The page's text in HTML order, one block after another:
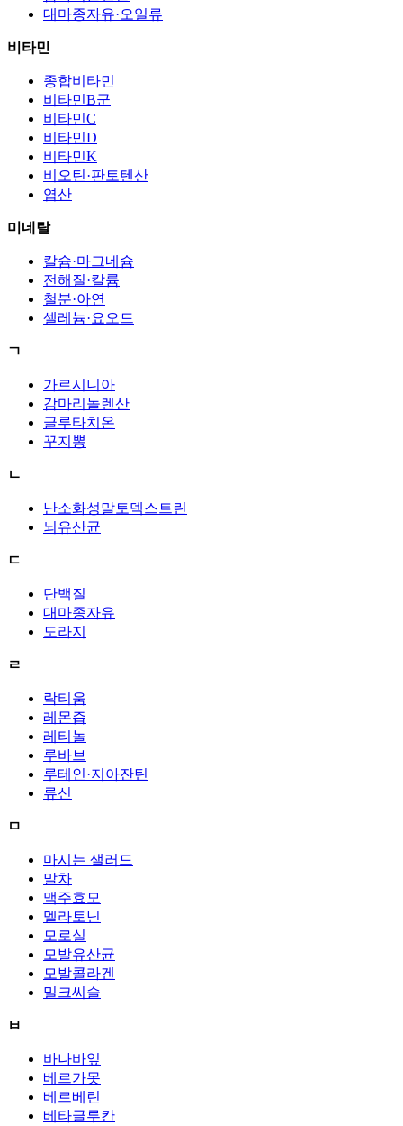
대마종자유·오일류
비타민
종합비타민
비타민B군
비타민C
비타민D
비타민K
비오틴·판토텐산
엽산
미네랄
칼슘·마그네슘
전해질·칼륨
철분·아연
셀레늄·요오드
ㄱ
가르시니아
감마리놀렌산
글루타치온
꾸지뽕
ㄴ
난소화성말토덱스트린
뇌유산균
ㄷ
단백질
대마종자유
도라지
ㄹ
락티움
레몬즙
레티놀
루바브
루테인·지아잔틴
류신
ㅁ
마시는 샐러드
말차
맥주효모
멜라토닌
모로실
모발유산균
모발콜라겐
밀크씨슬
ㅂ
바나바잎
베르가못
베르베린
베타글루칸